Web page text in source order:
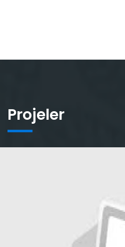
Projeler